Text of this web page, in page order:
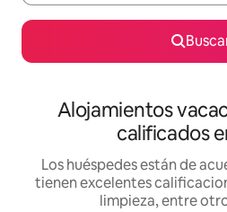
Alojamientos
calificados
Los huéspedes están de
tienen excelentes
limpieza, entre